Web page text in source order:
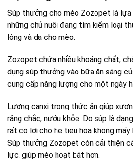
Súp thưởng cho mèo Zozopet là lựa
những chủ nuôi đang tìm kiếm loại
lông và da cho mèo.
Zozopet chứa nhiều khoáng chất,
dụng súp thưởng vào bữa ăn sáng
cung cấp năng lượng cho một ngày
Lượng canxi trong thức ăn giúp
răng chắc, nướu khỏe. Do súp là
rất có lợi cho hệ tiêu hóa không mấy
Súp thưởng Zozopet còn cải thiện
lực, giúp mèo hoạt bát hơn.